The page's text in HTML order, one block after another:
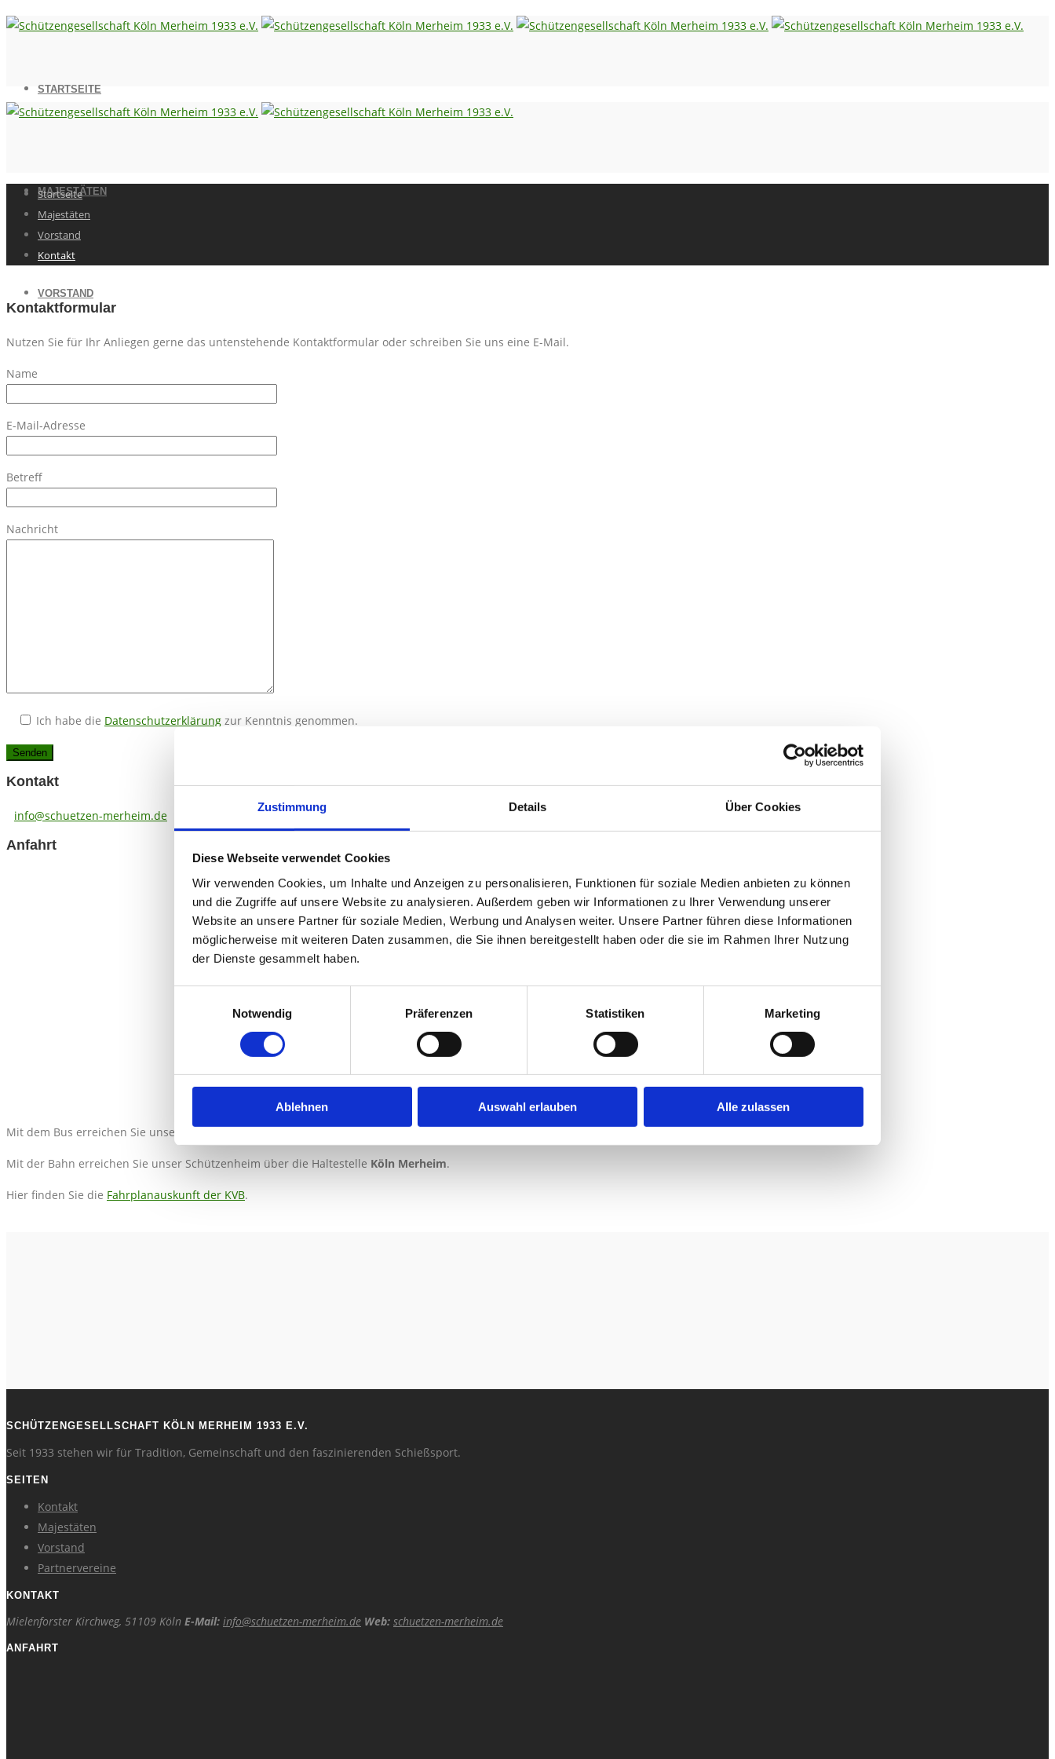
Zustimmung Details Über Cookies
Diese Webseite verwendet Cookies
Wir verwenden Cookies, um Inhalte und Anzeigen zu personalisieren, Funktionen für soziale Medien anbieten zu können
und die Zugriffe auf unsere Website zu analysieren. Außerdem geben wir Informationen zu Ihrer Verwendung unserer
Website an unsere Partner für soziale Medien, Werbung und Analysen weiter. Unsere Partner führen diese Informationen
möglicherweise mit weiteren Daten zusammen, die Sie ihnen bereitgestellt haben oder die sie im Rahmen Ihrer Nutzung
der Dienste gesammelt haben.
Notwendig
Präferenzen Statistiken Marketing
Ablehnen Auswahl erlauben Alle zulassen
STARTSEITE
MAJESTÄTEN
VORSTAND
Startseite
Majestäten
Vorstand
Kontakt
Kontaktformular
Nutzen Sie für Ihr Anliegen gerne das untenstehende Kontaktformular oder schreiben Sie uns eine E-Mail.
Name
E-Mail-Adresse
Betreff
Nachricht
Ich habe die Datenschutzerklärung zur Kenntnis genommen.
Kontakt
info@schuetzen-merheim.de
Anfahrt
Mit dem Bus erreichen Sie unser Schützenheim über die HaltestelleBroichstr., Köln Merheim.
Mit der Bahn erreichen Sie unser Schützenheim über die Haltestelle Köln Merheim.
Hier finden Sie die Fahrplanauskunft der KVB.
SCHÜTZENGESELLSCHAFT KÖLN MERHEIM 1933 E.V.
Seit 1933 stehen wir für Tradition, Gemeinschaft und den faszinierenden Schießsport.
SEITEN
Kontakt
Majestäten
Vorstand
Partnervereine
KONTAKT
Mielenforster Kirchweg, 51109 Köln E-Mail: info@schuetzen-merheim.de Web: schuetzen-merheim.de
ANFAHRT